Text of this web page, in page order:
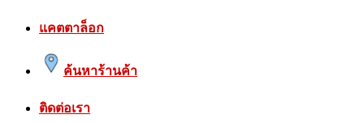
แคตตาล็อก
ค้นหาร้านค้า
ติดต่อเรา